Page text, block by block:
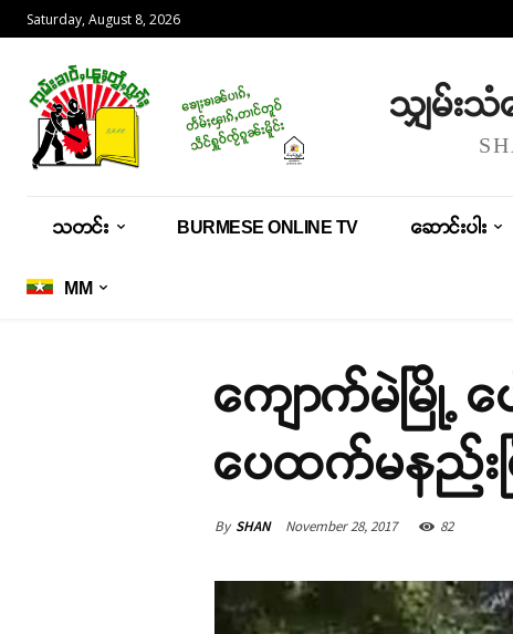
Saturday, August 8, 2026
သျှမ်း
သတင်း BURMESE ONLINE TV ဆောင်းပါး
MM
ကျောက်မဲမြို့
ပေထက်မနည်း
By SHAN November 28, 2017 82